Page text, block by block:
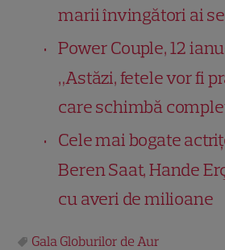
marii învingători ai
Power Couple, 12
„Astăzi, fetele vor fi
care schimbă
Cele mai bogate
Beren Saat, Hande
cu averi de milioane
Gala Globurilor de Aur